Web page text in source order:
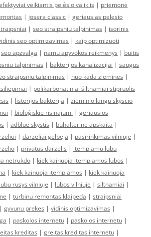
veikiantis pelėsio valiklis | priemonė
| josera classic | geriausias pelesio
| seo straipsniu talpinimas | isorinis
seo optimizavimas | kaip optimizuoti
seo apzvalga | namu apyvokos reikmenys | buitis
talpinimas | bakterijos kanalizacijai | saugus
straipsniu talpinimas | nuo kada ziemines |
| polikarbonatiniai šiltnamiai stipruolis
| listerijos bakterija | zieminio langu skyscio
| bioloģiskie risinājumi | geriausios
| adblue skystis | buhalterine apskaita |
| darzeliai gelbeja | pasirinkimas vilniuje |
| privatus darzelis | itempiamu lubu
netrukdo | kiek kainuoja itempiamos lubos |
| kiek kainuoja itempiamos | kiek kainuoja
lubu rusys vilniuje | lubos vilniuje | siltnamiai |
| turbinu remontas klaipeda | straipsniai
| gyvunu prekes | vidinis optimizavimas |
| paskolos internetu | paskolos internetu |
kreditas | greitas kreditas internetu |